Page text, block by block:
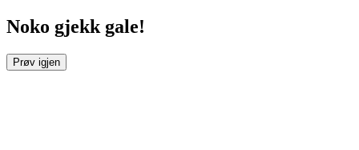
Noko gjekk gale!
Prøv igjen